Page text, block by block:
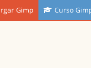
Gimp Curso